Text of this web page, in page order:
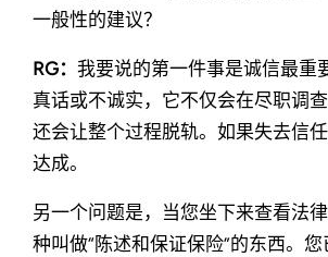
一般性的建议？
RG： 我要说的第一件事是诚信最重
真话或不诚实，它不仅会在尽职调查
还会让整个过程脱轨。如果失去信
达成。
另一个问题是，当您坐下来查看法
种叫做“陈述和保证保险”的东西。